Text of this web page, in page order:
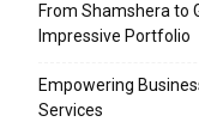
From Shamshera to
Impressive Portfolio
Empowering
Services